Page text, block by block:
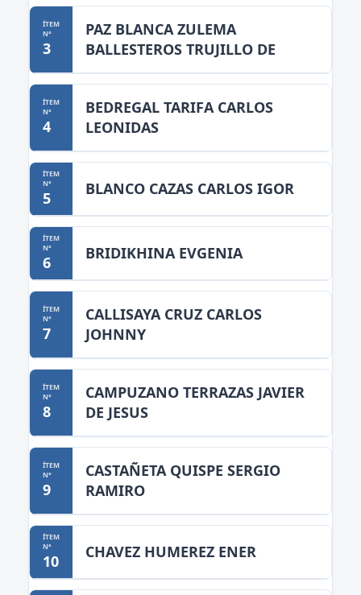
3
PAZ BLANCA ZULEMA
BALLESTEROS TRUJILLO DE
4
BEDREGAL TARIFA CARLOS
LEONIDAS
5 BLANCO CAZAS CARLOS IGOR
6 BRIDIKHINA EVGENIA
7
CALLISAYA CRUZ CARLOS
JOHNNY
8
CAMPUZANO TERRAZAS JAVIER
DE JESUS
9
CASTAÑETA QUISPE SERGIO
RAMIRO
10 CHAVEZ HUMEREZ ENER